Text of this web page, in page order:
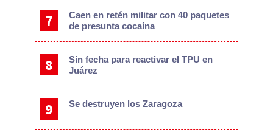
Caen en retén militar con 40 paquetes
de presunta cocaína
Sin fecha para reactivar el TPU en
Juárez
Se destruyen los Zaragoza